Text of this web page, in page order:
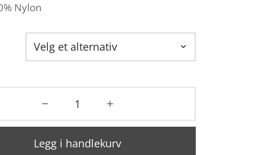
Nylon
Legg i handlekurv